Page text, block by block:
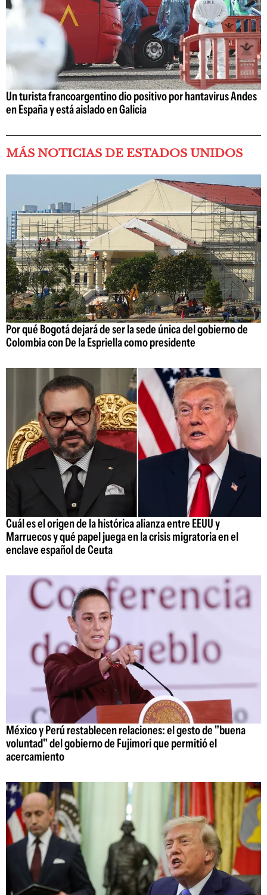
Un turista francoargentino dio positivo por hantavirus Andes
en España y está aislado en Galicia
MÁS NOTICIAS DE ESTADOS UNIDOS
Por qué Bogotá dejará de ser la sede única del gobierno de
Colombia con De la Espriella como presidente
Cuál es el origen de la histórica alianza entre EEUU y
Marruecos y qué papel juega en la crisis migratoria en el
enclave español de Ceuta
México y Perú restablecen relaciones: el gesto de "buena
voluntad" del gobierno de Fujimori que permitió el
acercamiento